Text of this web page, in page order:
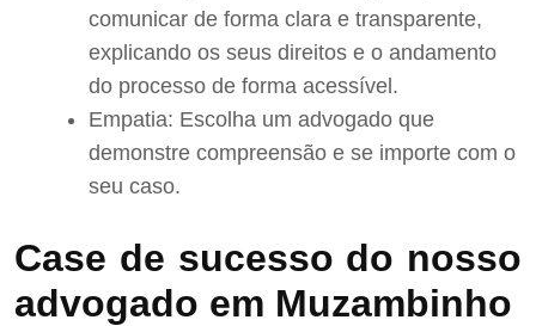
comunicar de forma clara e transparente,
explicando os seus direitos e o andamento
do processo de forma acessível.
Empatia: Escolha um advogado que
demonstre compreensão e se importe com o
seu caso.
Case de sucesso do nosso
advogado em Muzambinho